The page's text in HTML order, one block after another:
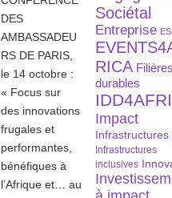
DES
AMBASSADEU
RS DE PARIS,
le 14 octobre :
« Focus sur
des innovations
frugales et
performantes,
bénéfiques à
l’Afrique et… au
Sociétal
Entreprise
RICA
durables
Impact
Infrastructures
Infrastructures
inclusives